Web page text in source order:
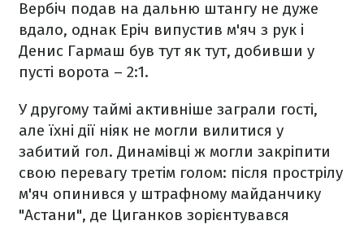
Вербіч подав на дальню штангу не дуже
вдало, однак Еріч випустив м'яч з рук і
Денис Гармаш був тут як тут, добивши у
пусті ворота – 2:1.
У другому таймі активніше заграли гості,
але їхні дії ніяк не могли вилитися у
забитий гол. Динамівці ж могли закріпити
свою перевагу третім голом: після прострілу
м'яч опинився у штрафному майданчику
"Астани", де Циганков зорієнтувався